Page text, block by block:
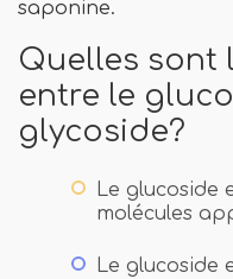
saponine.
Quelles sont
entre le
glycoside?
Le glucoside
molécules
Le glucoside